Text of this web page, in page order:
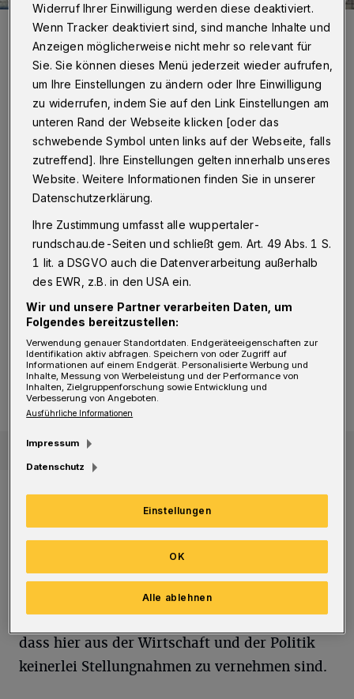
WSV-Banner beim Auswärtsspiel in Bochum.
Foto: Stefan Rittershaus
Von Jörn Koldehoff
D ie Diskussion über die „Schuldigen“
es auf dem schnellsten Weg wieder nach oben
geht. Soweit der Blick nach Düsseldorf, wo die
Fortuna am letzten Spieltag aus der 2. in die 3.
Liga gestürzt ist.
WSV: Direkter Wiederaufstieg „nicht zwingend“ das Ziel
Fußball
WSV: Direkter Wiederaufstieg
„nicht zwingend“ das Ziel
In Wuppertal stellt sich die Lage ganz anders
dar. Der WSV ist nun fünftklassig. Die
Größtenteils ist in der Stadt aber lediglich ein
Schulterzucken wahrzunehmen. Es passt ins
Bild der vergangenen Jahre und Jahrzehnte,
dass hier aus der Wirtschaft und der Politik
keinerlei Stellungnahmen zu vernehmen sind.
Widerruf Ihrer Einwilligung werden diese deaktiviert.
Wenn Tracker deaktiviert sind, sind manche Inhalte und
Anzeigen möglicherweise nicht mehr so relevant für
Sie. Sie können dieses Menü jederzeit wieder aufrufen,
um Ihre Einstellungen zu ändern oder Ihre Einwilligung
zu widerrufen, indem Sie auf den Link Einstellungen am
unteren Rand der Webseite klicken [oder das
schwebende Symbol unten links auf der Webseite, falls
zutreffend]. Ihre Einstellungen gelten innerhalb unseres
Website. Weitere Informationen finden Sie in unserer
Datenschutzerklärung.
Ihre Zustimmung umfasst alle wuppertaler-
rundschau.de-Seiten und schließt gem. Art. 49 Abs. 1 S.
1 lit. a DSGVO auch die Datenverarbeitung außerhalb
des EWR, z.B. in den USA ein.
Wir und unsere Partner verarbeiten Daten, um
Folgendes bereitzustellen:
Verwendung genauer Standortdaten. Endgeräteeigenschaften zur
Identifikation aktiv abfragen. Speichern von oder Zugriff auf
Informationen auf einem Endgerät. Personalisierte Werbung und
Inhalte, Messung von Werbeleistung und der Performance von
Inhalten, Zielgruppenforschung sowie Entwicklung und
Verbesserung von Angeboten.
Ausführliche Informationen
Impressum
Datenschutz
Einstellungen
Alle ablehnen
OK